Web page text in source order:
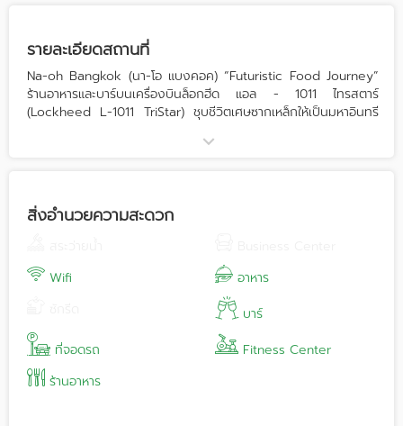
รายละเอียดสถานที่
Na-oh Bangkok (นา-โอ แบงคอค) “Futuristic Food Journey”
ร้านอาหารและบาร์บนเครื่องบินล็อกฮีด แอล - 1011 ไทรสตาร์
(Lockheed L-1011 TriStar) ชุบชีวิตเศษซากเหล็กให้เป็นมหาอินทรี
องค์ประกอบภายในด้วยความประณีต ประหนึ่ง ขมวดศาสตร์และศิลป์
หายใจแห่งอารยธรรม ในนามพาหนะอพยพสู่โลกใหม่
นา-โอ เป็นสถานที่ที่เหมาะกับทุกโอกาสสำคัญ ไม่ว่าจะเป็นงาน
เวิร์คช็อป หรือแม้กระทั่งงานแต่งงานช่วงเย็นก็เหมาะสม เพราะสถาน
ที่มีเป็นส่วนตัว และมีความเป็นเอกลักษณ์โดดเด่นไม่เหมือนใคร และ ดู
สำหรับงานจัดเลี้ยงสามารถจุได้สูงสุดถึง 150 คน (บนลำ) และ
สามารถนั่งทานดินเนอร์สูงสุดถึง 80 ที่นั่ง
Website: www.na-ohbangkok.com
Facebook: Na-oh Bangkok
สิ่งอำนวยความสะดวก
Wifi
อาหาร
บาร์
ที่จอดรถ
Fitness Center
ร้านอาหาร